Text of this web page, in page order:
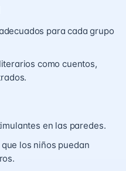
para cada grupo
como cuentos,
en las paredes.
los niños puedan